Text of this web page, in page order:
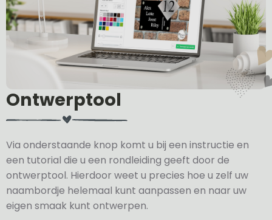
Ontwerptool
Via onderstaande knop komt u bij een instructie en
een tutorial die u een rondleiding geeft door de
ontwerptool. Hierdoor weet u precies hoe u zelf uw
naambordje helemaal kunt aanpassen en naar uw
eigen smaak kunt ontwerpen.